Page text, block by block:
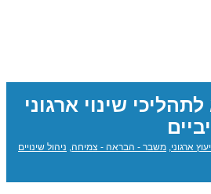
שינוי ארגוני
יעוץ ארגוני, משבר - הבראה - צמיחה, ניהול שינויים